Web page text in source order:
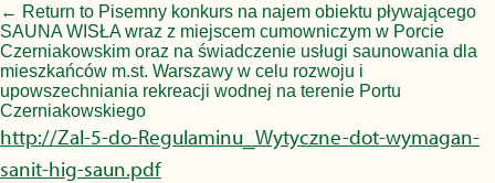
← Return to Pisemny konkurs na najem obiektu pływającego
SAUNA WISŁA wraz z miejscem cumowniczym w Porcie
Czerniakowskim oraz na świadczenie usługi saunowania dla
mieszkańców m.st. Warszawy w celu rozwoju i
upowszechniania rekreacji wodnej na terenie Portu
Czerniakowskiego
http://Zal-5-do-Regulaminu_Wytyczne-dot-wymagan-
sanit-hig-saun.pdf